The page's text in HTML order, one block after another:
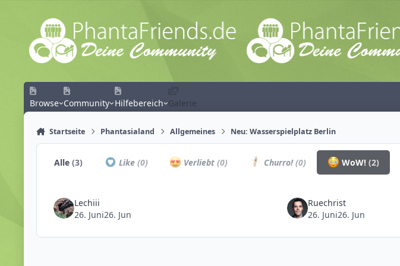
Zum Inhalt springen
Browse Community Hilfebereich Galerie
Startseite Phantasialand Allgemeines Neu: Wasserspielplatz Berlin
Alle(3) Like (0) Verliebt(0) Churro!(0) WoW! (2)
Lechiii
26. Juni26. Jun
Ruechrist
26. Juni26. Jun